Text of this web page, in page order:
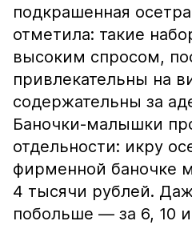
подкрашенная
отметила: такие
высоким спросом,
привлекательны на
содержательны за
Баночки-малышки
отдельности: икру
фирменной баночке
4 тысячи рублей.
побольше — за 6, 10